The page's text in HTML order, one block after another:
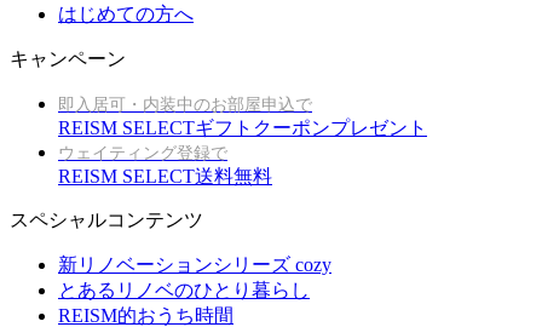
はじめての方へ
キャンペーン
即入居可・内装中のお部屋申込で
REISM SELECTギフトクーポンプレゼント
ウェイティング登録で
REISM SELECT送料無料
スペシャルコンテンツ
新リノベーションシリーズ cozy
とあるリノベのひとり暮らし
REISM的おうち時間